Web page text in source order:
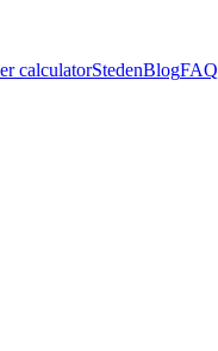
calculatorStedenBlogFAQ